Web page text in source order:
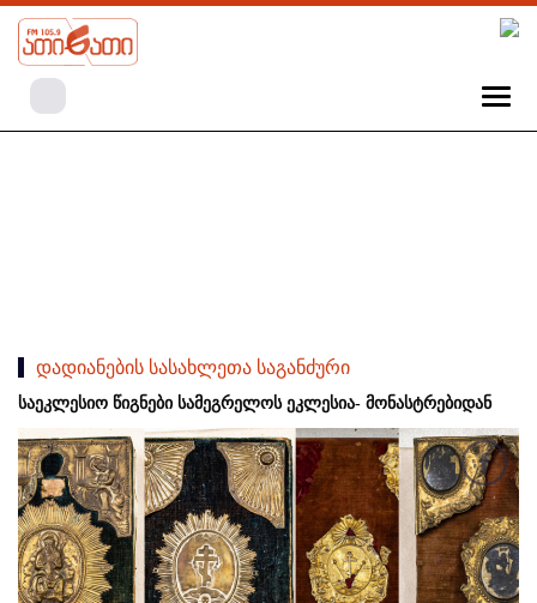
დადიანების სასახლეთა საგანძური
საეკლესიო წიგნები სამეგრელოს ეკლესია- მონასტრებიდან